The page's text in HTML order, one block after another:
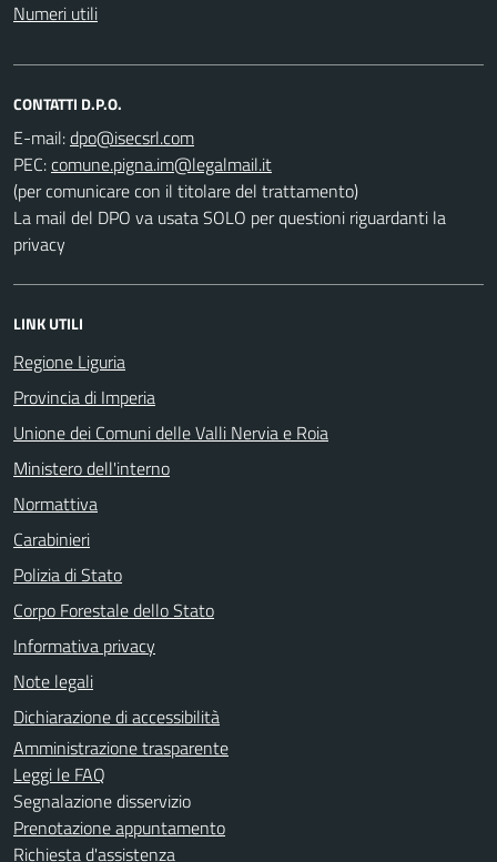
Numeri utili
CONTATTI D.P.O.
E-mail:
PEC:
(per comunicare con il titolare del trattamento)
La mail del DPO va usata SOLO per questioni riguardanti la
privacy
LINK UTILI
Regione Liguria
Provincia di Imperia
Unione dei Comuni delle Valli Nervia e Roia
Ministero dell'interno
Normattiva
Carabinieri
Polizia di Stato
Corpo Forestale dello Stato
Informativa privacy
Note legali
Dichiarazione di accessibilità
Amministrazione trasparente
Leggi le FAQ
Segnalazione disservizio
Prenotazione appuntamento
Richiesta d'assistenza